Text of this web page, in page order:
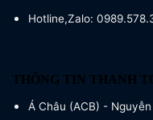
Hotline,Zalo:
THÔNG TIN THANH
Á Châu (ACB) -